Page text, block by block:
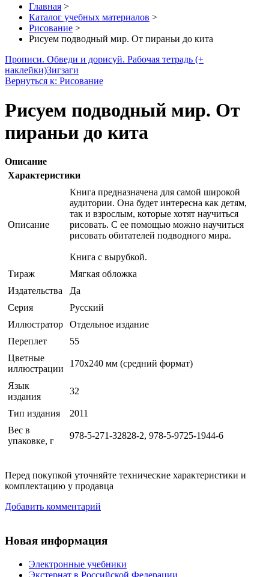
Главная >
Каталог учебных материалов >
Рисование >
Рисуем подводный мир. От пираньи до кита
Прописи. Обведи и дорисуй. Рабочая тетрадь (+
наклейки)Зигзаги
Вернуться к: Рисование
Рисуем подводный мир. От
пираньи до кита
Описание
Характеристики
Описание
Книга предназначена для самой широкой
аудитории. Она будет интересна как детям,
так и взрослым, которые хотят научиться
рисовать. С ее помощью можно научиться
рисовать обитателей подводного мира.
Книга с вырубкой.
Тираж
Мягкая обложка
Издательства
Да
Серия
Русский
Иллюстратор
Отдельное издание
Переплет
55
Цветные
иллюстрации
170x240 мм (средний формат)
Язык
издания
32
Тип издания
2011
Вес в
упаковке, г
978-5-271-32828-2, 978-5-9725-1944-6
Перед покупкой уточняйте технические характеристики и
комплектацию у продавца
Добавить комментарий
Новая информация
Электронные учебники
Экстернат в Российской Федерации